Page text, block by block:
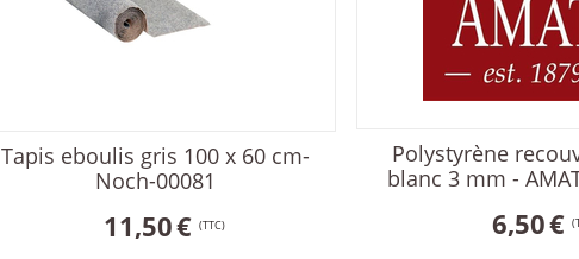
Tapis eboulis gris 100 x 60 cm-
Noch-00081
11,50€ (TTC)
Polystyrène
blanc 3 mm -
6,50€